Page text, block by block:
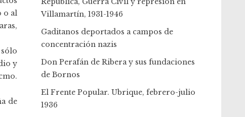
o al
y
de
Villamartín, 1931-1946
Gaditanos deportados a campos de
concentración nazis
Don Perafán de Ribera y sus fundaciones
de Bornos
El Frente Popular. Ubrique, febrero-julio
1936